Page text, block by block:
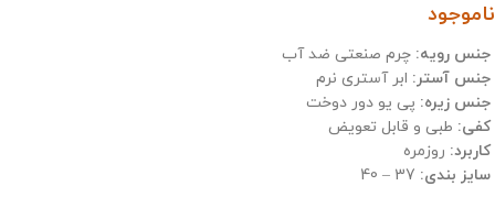
ناموجود
جنس رویه: چرم صنعتی ضد آب
جنس آستر: ابر آستری نرم
جنس زیره: پی یو دور دوخت
کفی: طبی و قابل تعویض
کاربرد: روزمره
سایز بندی: 37 – 40